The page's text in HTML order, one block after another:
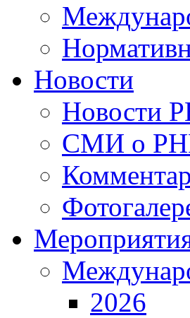
Новости
Новости
СМИ о
2026